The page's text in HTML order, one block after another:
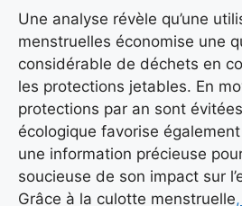
Une analyse révèle qu’une
menstruelles économise une
considérable de déchets en
les protections jetables. En
protections par an sont
écologique favorise
une information précieuse
soucieuse de son impact sur
Grâce à la culotte menstruelle